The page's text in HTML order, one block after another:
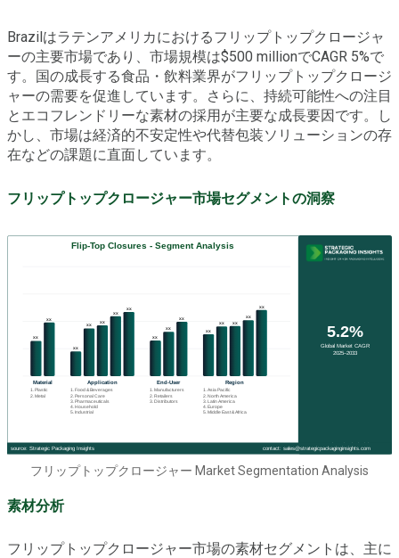
Brazilはラテンアメリカにおけるフリップトップクロージャ
ーの主要市場であり、市場規模は$500 millionでCAGR 5%で
す。国の成長する食品・飲料業界がフリップトップクロージ
ャーの需要を促進しています。さらに、持続可能性への注目
とエコフレンドリーな素材の採用が主要な成長要因です。し
かし、市場は経済的不安定性や代替包装ソリューションの存
在などの課題に直面しています。
フリップトップクロージャー市場セグメントの洞察
フリップトップクロージャー Market Segmentation Analysis
素材分析
フリップトップクロージャー市場の素材セグメントは、主に